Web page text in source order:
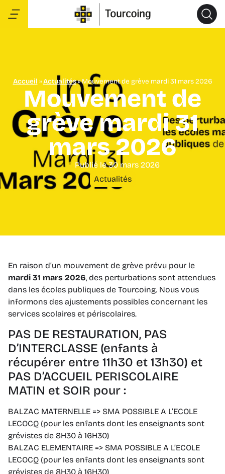
Accueil »Actualités»Mouvement de grève mardi 31 mars 2026
Mouvement de
grève mardi 31
mars 2026
Publié le30 mars 2026
Actualités
En raison d’un mouvement de grève prévu pour le
mardi 31 mars 2026, des perturbations sont attendues
dans les écoles publiques de Tourcoing. Nous vous
informons des ajustements possibles concernant les
services scolaires et périscolaires.
PAS DE RESTAURATION, PAS
D’INTERCLASSE (enfants à
récupérer entre 11h30 et 13h30) et
PAS D’ACCUEIL PERISCOLAIRE
MATIN et SOIR pour :
BALZAC MATERNELLE => SMA POSSIBLE A L’ECOLE
LECOCQ (pour les enfants dont les enseignants sont
grévistes de 8H30 à 16H30)
BALZAC ELEMENTAIRE => SMA POSSIBLE A L’ECOLE
LECOCQ (pour les enfants dont les enseignants sont
grévistes de 8H30 à 16H30)